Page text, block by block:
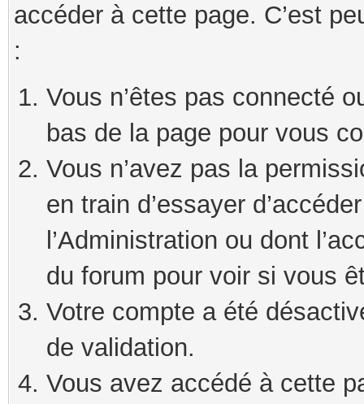
accéder à cette page. C’est
:
Vous n’êtes pas connecté
bas de la page pour vous
Vous n’avez pas la
en train d’essayer
l’Administration ou dont
du forum pour voir si vous
Votre compte a été
de validation.
Vous avez accédé à cette